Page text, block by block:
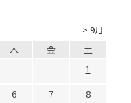
> 9月
木 金
土
1
6 7
8